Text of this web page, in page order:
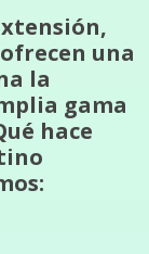
una
la
gama
hace